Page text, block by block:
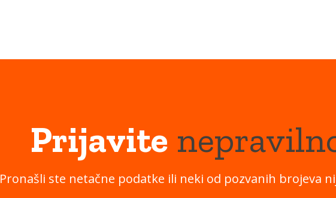
Prijavite
Pronašli ste netačne podatke ili neki od pozvanih brojeva